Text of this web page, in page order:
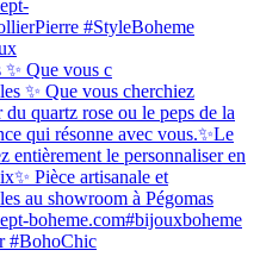
✨ Que vous c